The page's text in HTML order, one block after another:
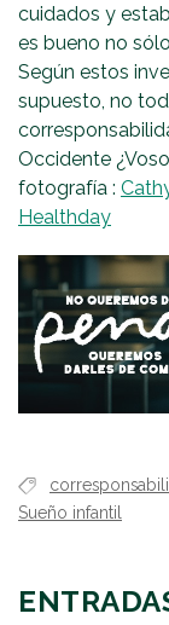
cuidados y
es bueno no
Según estos
supuesto, no
Occidente
fotografía :
Healthday
Sueño infantil